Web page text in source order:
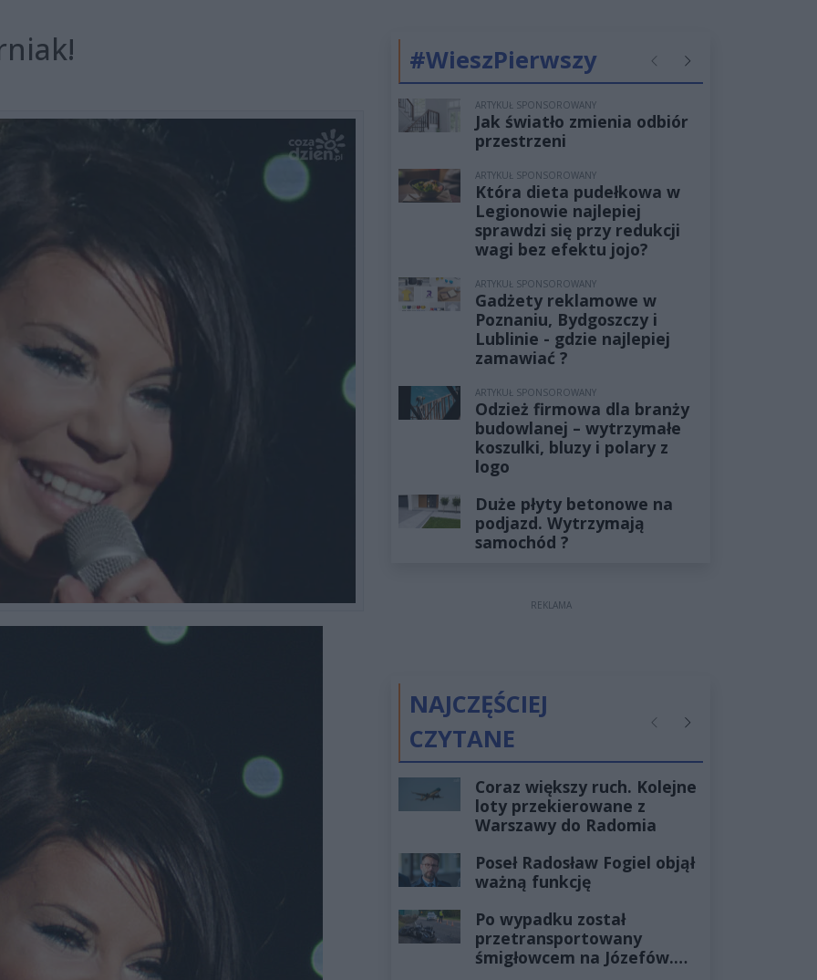
#WieszPierwszy PoprzednieNastępne
ARTYKUŁ SPONSOROWANY
Jak światło zmienia odbiór
przestrzeni
ARTYKUŁ SPONSOROWANY
Która dieta pudełkowa w
Legionowie najlepiej
sprawdzi się przy redukcji
wagi bez efektu jojo?
ARTYKUŁ SPONSOROWANY
Gadżety reklamowe w
Poznaniu, Bydgoszczy i
Lublinie - gdzie najlepiej
zamawiać ?
ARTYKUŁ SPONSOROWANY
Odzież firmowa dla branży
budowlanej – wytrzymałe
koszulki, bluzy i polary z
logo
Duże płyty betonowe na
podjazd. Wytrzymają
samochód ?
REKLAMA
NAJCZĘŚCIEJ
CZYTANE
PoprzednieNastępne
Coraz większy ruch. Kolejne
loty przekierowane z
Warszawy do Radomia
Poseł Radosław Fogiel objął
ważną funkcję
Po wypadku został
przetransportowany
śmigłowcem na Józefów.